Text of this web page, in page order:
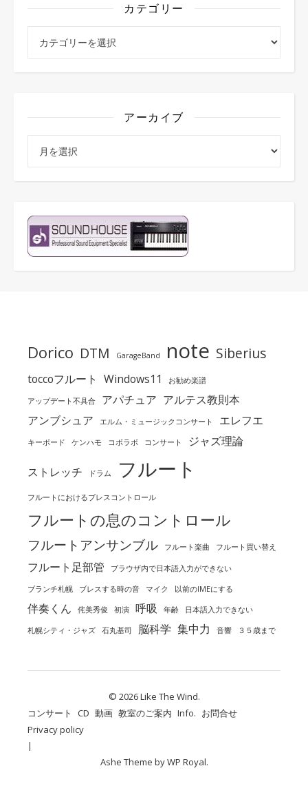
カテゴリー
アーカイブ
Dorico DTM GarageBand note Siberius
toccoフルート Windows11 お勧め楽譜
アップデート不具合 アパチュア アルテス教則本
アンブシュア
エルム・ミュージックコンサート エレフエ
キーボード ケンハモ コボラボ コンサート ジャズ理論
ストレッチ ドラム フルート
フルートにおけるブレスコントロール
フルートの息のコントロール
フルートアンサンブル フルート楽曲 フルート買い替え
フルート足部管 ブラウザ内で日本語入力ができない
ブランチ札幌 ブレスする時の音 マイク 以前のIMEにする
伴奏くん 侘美秀俊 初演 呼吸 年齢 日本語入力できない
札幌シティ・ジャズ 石丸基司 脳科学 集中力 音響 ３５歳まで
© 2026 Like The Wind.
コンサート
CD 動画 教室のご案内 Info. お問合せ
Privacy policy
Ashe Theme byWP Royal.